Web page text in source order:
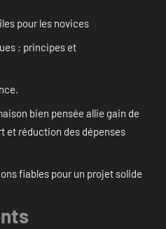
pour les novices
: principes et
bien pensée allie gain de
et réduction des dépenses
fiables pour un projet solide